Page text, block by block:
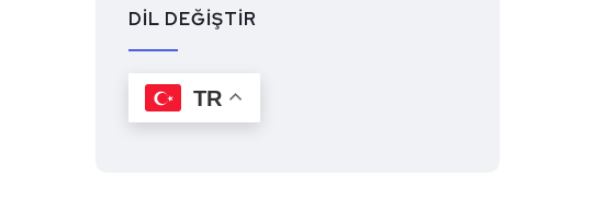
DİL DEĞİŞTİR
TR